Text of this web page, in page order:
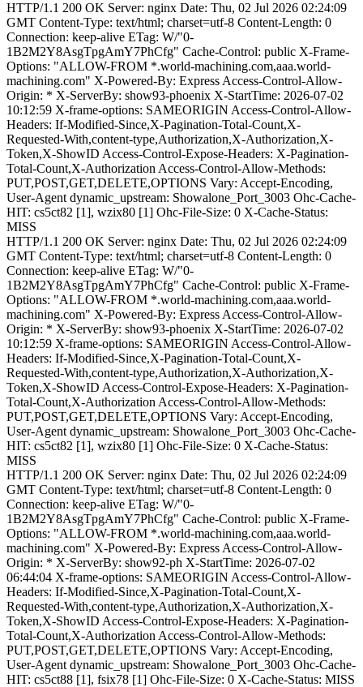
HTTP/1.1 200 OK Server: nginx Date: Thu, 02 Jul 2026 02:24:09
GMT Content-Type: text/html; charset=utf-8 Content-Length: 0
Connection: keep-alive ETag: W/"0-
1B2M2Y8AsgTpgAmY7PhCfg" Cache-Control: public X-Frame-
Options: "ALLOW-FROM *.world-machining.com,aaa.world-
machining.com" X-Powered-By: Express Access-Control-Allow-
Origin: * X-ServerBy: show93-phoenix X-StartTime: 2026-07-02
10:12:59 X-frame-options: SAMEORIGIN Access-Control-Allow-
Headers: If-Modified-Since,X-Pagination-Total-Count,X-
Requested-With,content-type,Authorization,X-Authorization,X-
Token,X-ShowID Access-Control-Expose-Headers: X-Pagination-
Total-Count,X-Authorization Access-Control-Allow-Methods:
PUT,POST,GET,DELETE,OPTIONS Vary: Accept-Encoding,
User-Agent dynamic_upstream: Showalone_Port_3003 Ohc-Cache-
HIT: cs5ct82 [1], wzix80 [1] Ohc-File-Size: 0 X-Cache-Status:
MISS
HTTP/1.1 200 OK Server: nginx Date: Thu, 02 Jul 2026 02:24:09
GMT Content-Type: text/html; charset=utf-8 Content-Length: 0
Connection: keep-alive ETag: W/"0-
1B2M2Y8AsgTpgAmY7PhCfg" Cache-Control: public X-Frame-
Options: "ALLOW-FROM *.world-machining.com,aaa.world-
machining.com" X-Powered-By: Express Access-Control-Allow-
Origin: * X-ServerBy: show93-phoenix X-StartTime: 2026-07-02
10:12:59 X-frame-options: SAMEORIGIN Access-Control-Allow-
Headers: If-Modified-Since,X-Pagination-Total-Count,X-
Requested-With,content-type,Authorization,X-Authorization,X-
Token,X-ShowID Access-Control-Expose-Headers: X-Pagination-
Total-Count,X-Authorization Access-Control-Allow-Methods:
PUT,POST,GET,DELETE,OPTIONS Vary: Accept-Encoding,
User-Agent dynamic_upstream: Showalone_Port_3003 Ohc-Cache-
HIT: cs5ct82 [1], wzix80 [1] Ohc-File-Size: 0 X-Cache-Status:
MISS
HTTP/1.1 200 OK Server: nginx Date: Thu, 02 Jul 2026 02:24:09
GMT Content-Type: text/html; charset=utf-8 Content-Length: 0
Connection: keep-alive ETag: W/"0-
1B2M2Y8AsgTpgAmY7PhCfg" Cache-Control: public X-Frame-
Options: "ALLOW-FROM *.world-machining.com,aaa.world-
machining.com" X-Powered-By: Express Access-Control-Allow-
Origin: * X-ServerBy: show92-ph X-StartTime: 2026-07-02
06:44:04 X-frame-options: SAMEORIGIN Access-Control-Allow-
Headers: If-Modified-Since,X-Pagination-Total-Count,X-
Requested-With,content-type,Authorization,X-Authorization,X-
Token,X-ShowID Access-Control-Expose-Headers: X-Pagination-
Total-Count,X-Authorization Access-Control-Allow-Methods:
PUT,POST,GET,DELETE,OPTIONS Vary: Accept-Encoding,
User-Agent dynamic_upstream: Showalone_Port_3003 Ohc-Cache-
HIT: cs5ct88 [1], fsix78 [1] Ohc-File-Size: 0 X-Cache-Status: MISS